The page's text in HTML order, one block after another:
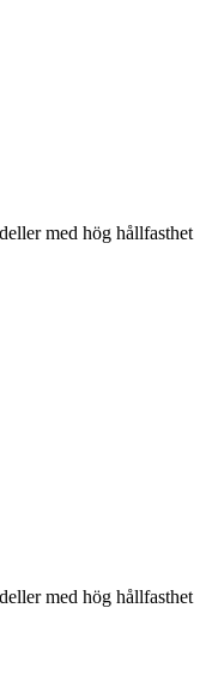
med hög hållfasthet
med hög hållfasthet